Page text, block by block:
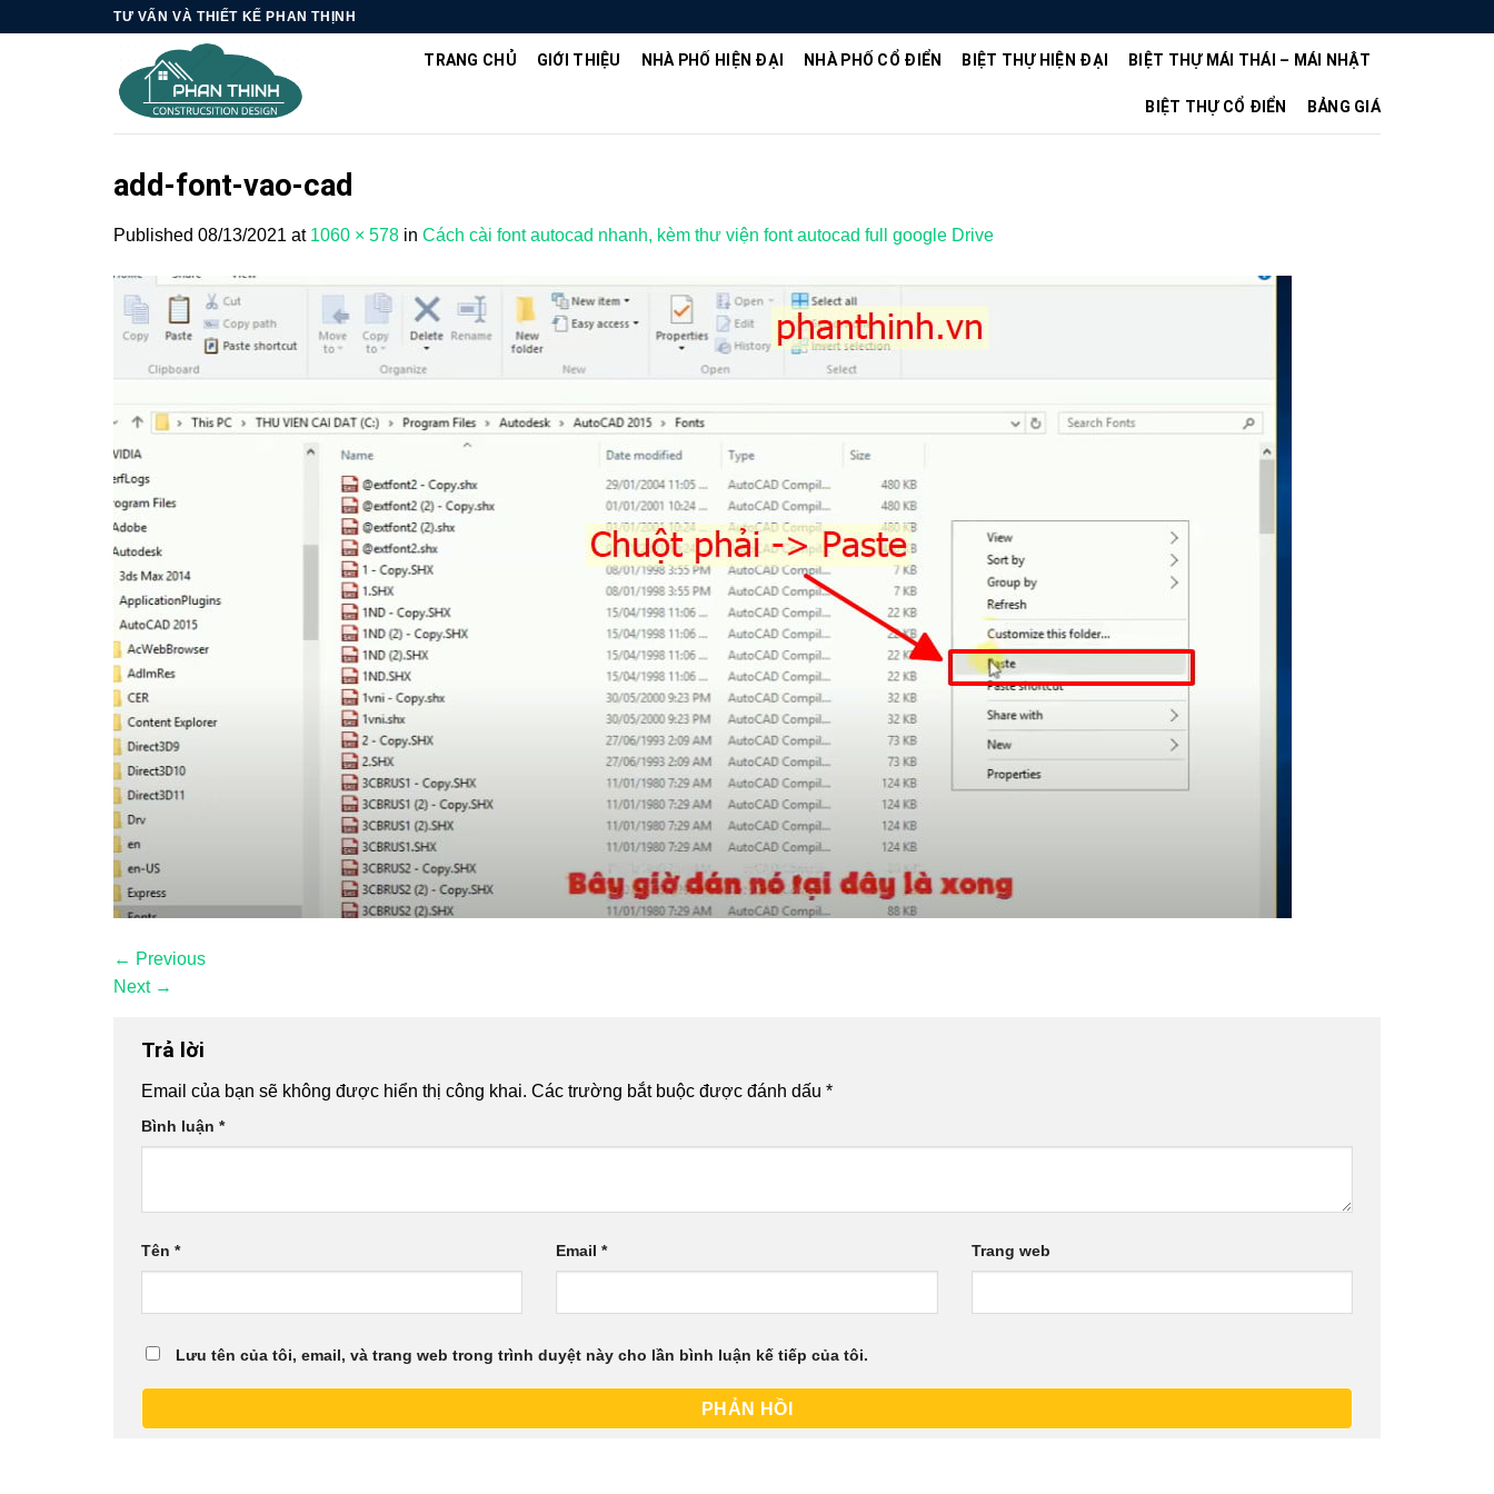
TƯ VẤN VÀ THIẾT KẾ PHAN THỊNH
TRANG CHỦ GIỚI THIỆU NHÀ PHỐ HIỆN ĐẠI NHÀ PHỐ CỔ ĐIỂN BIỆT THỰ HIỆN ĐẠI BIỆT THỰ MÁI THÁI – MÁI NHẬT
BIỆT THỰ CỔ ĐIỂN BẢNG GIÁ
add-font-vao-cad
Published 08/13/2021 at 1060 × 578 in Cách cài font autocad nhanh, kèm thư viện font autocad full google Drive
← Previous
Next →
Trả lời
Email của bạn sẽ không được hiển thị công khai. Các trường bắt buộc được đánh dấu *
Bình luận *
Tên * Email* Trang web
Lưu tên của tôi, email, và trang web trong trình duyệt này cho lần bình luận kế tiếp của tôi.